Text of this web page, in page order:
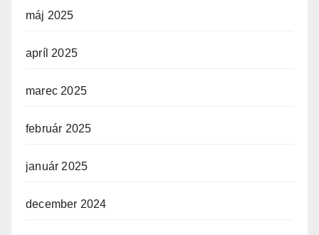
máj 2025
apríl 2025
marec 2025
február 2025
január 2025
december 2024